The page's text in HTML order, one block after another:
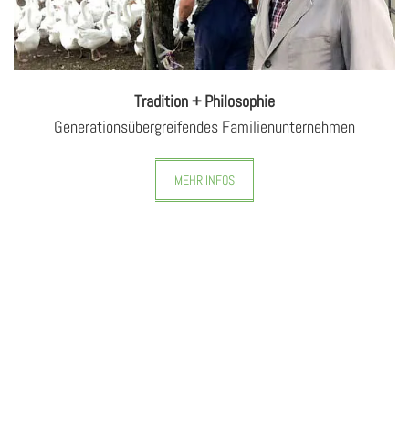
Tradition + Philosophie
Ge­ne­ra­ti­ons­über­grei­fen­des Fa­mi­li­en­un­tern­eh­men
MEHR INFOS